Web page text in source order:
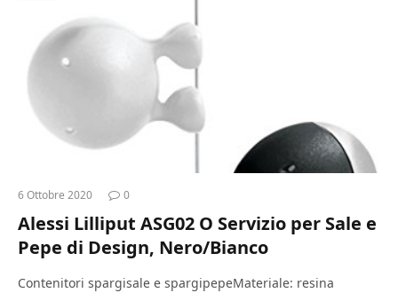
6 Ottobre 2020 0
Alessi Lilliput ASG02 O Servizio per Sale e
Pepe di Design, Nero/Bianco
Contenitori spargisale e spargipepeMateriale: resina